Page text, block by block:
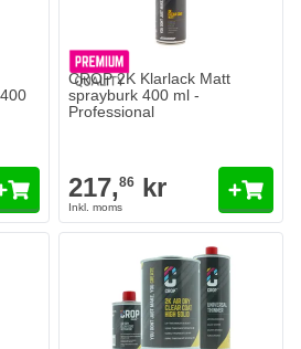
CROP 2K Klarlack Matt
sprayburk 400 ml -
Professional
217,86 kr